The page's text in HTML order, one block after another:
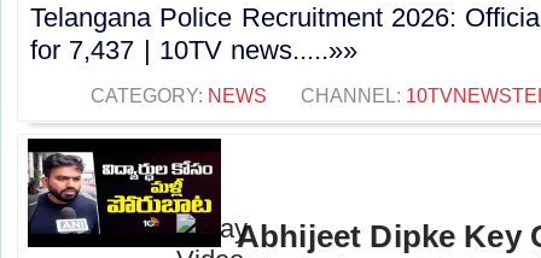
Telangana Police Recruitment 2026:
for 7,437 | 10TV news.....»»
CATEGORY: NEWS CHANNEL:
Abhijeet Dipke Key